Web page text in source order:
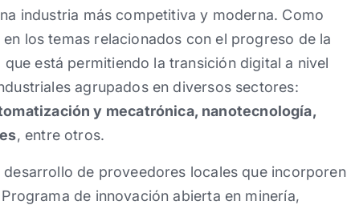
industria más competitiva y moderna. Como
los temas relacionados con el progreso de la
que está permitiendo la transición digital a nivel
agrupados en diversos sectores:
y mecatrónica, nanotecnología,
, entre otros.
de proveedores locales que incorporen
de innovación abierta en minería,